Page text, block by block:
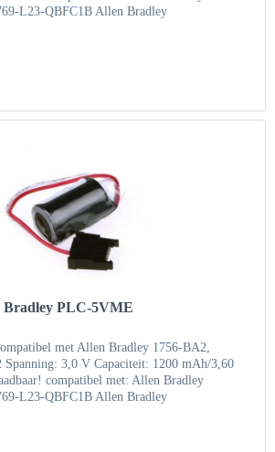
L23-QBFC1B Allen Bradley
PLC-5VME
met Allen Bradley 1756-BA2,
3,0 V Capaciteit: 1200 mAh/3,60
compatibel met: Allen Bradley
L23-QBFC1B Allen Bradley